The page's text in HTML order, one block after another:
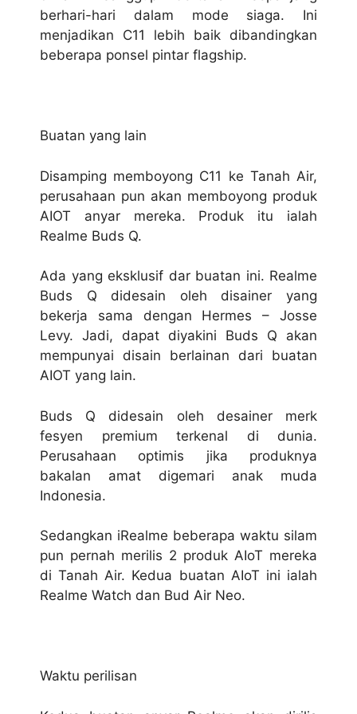
berhari-hari dalam mode siaga. Ini
menjadikan C11 lebih baik dibandingkan
beberapa ponsel pintar flagship.
Buatan yang lain
Disamping memboyong C11 ke Tanah Air,
perusahaan pun akan memboyong produk
AIOT anyar mereka. Produk itu ialah
Realme Buds Q.
Ada yang eksklusif dar buatan ini. Realme
Buds Q didesain oleh disainer yang
bekerja sama dengan Hermes – Josse
Levy. Jadi, dapat diyakini Buds Q akan
mempunyai disain berlainan dari buatan
AIOT yang lain.
Buds Q didesain oleh desainer merk
fesyen premium terkenal di dunia.
Perusahaan optimis jika produknya
bakalan amat digemari anak muda
Indonesia.
Sedangkan iRealme beberapa waktu silam
pun pernah merilis 2 produk AIoT mereka
di Tanah Air. Kedua buatan AIoT ini ialah
Realme Watch dan Bud Air Neo.
Waktu perilisan